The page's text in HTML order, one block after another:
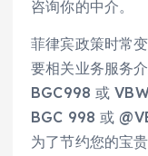
咨询你的中介。
菲律宾政策时常
要相关业务服务
BGC998 或
BGC 998 或
为了节约您的宝